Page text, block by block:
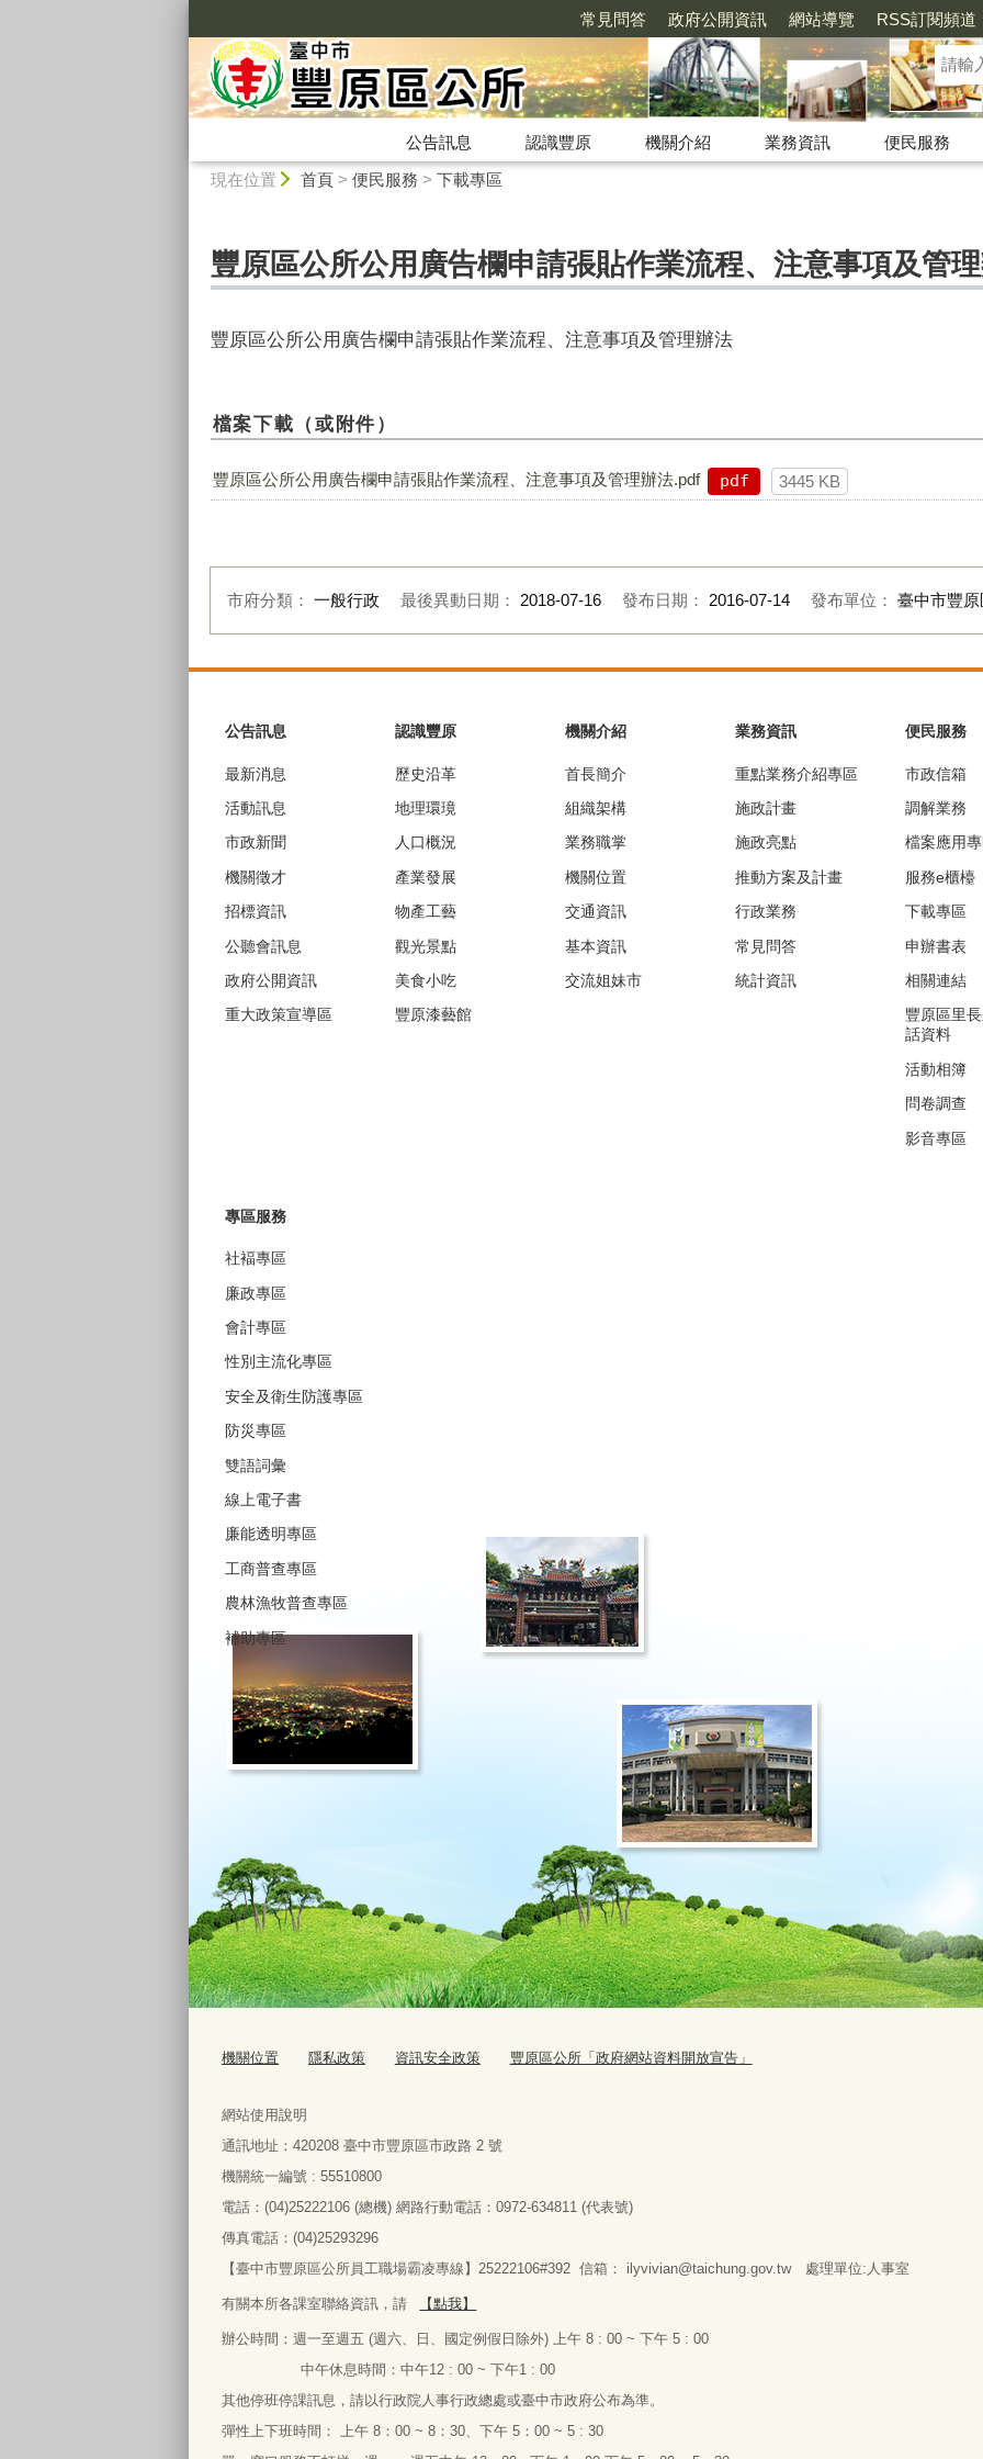
常見問答 政府公開資訊 網站導覽 RSS訂閱頻道
公告訊息 認識豐原 機關介紹 業務資訊
便民服務
現在位置 首頁> 便民服務 > 下載專區
豐原區公所公用廣告欄申請張貼作業流程、注意事項及管
豐原區公所公用廣告欄申請張貼作業流程、注意事項及管理辦法
檔案下載（或附件）
豐原區公所公用廣告欄申請張貼作業流程、注意事項及管理辦法.pdf pdf 3445 KB
市府分類： 一般行政 最後異動日期： 2018-07-16 發布日期： 2016-07-14 發布單位： 臺中市豐
公告訊息
最新消息
活動訊息
市政新聞
機關徵才
招標資訊
公聽會訊息
政府公開資訊
重大政策宣導區
認識豐原
歷史沿革
地理環璄
人口概況
產業發展
物產工藝
觀光景點
美食小吃
豐原漆藝館
機關介紹
首長簡介
組織架構
業務職掌
機關位置
交通資訊
基本資訊
交流姐妹市
業務資訊
重點業務介紹專區
施政計畫
施政亮點
推動方案及計畫
行政業務
常見問答
統計資訊
便民服務
市政信箱
調解業務
檔案應用
服務e櫃檯
下載專區
申辦書表
相關連結
豐原區里
話資料
活動相簿
問卷調查
影音專區
專區服務
社褔專區
廉政專區
會計專區
性別主流化專區
安全及衛生防護專區
防災專區
雙語詞彙
線上電子書
廉能透明專區
工商普查專區
農林漁牧普查專區
補助專區
機關位置 隱私政策 資訊安全政策 豐原區公所「政府網站資料開放宣告」
網站使用說明
通訊地址： 420208 臺中市豐原區市政路 2 號
機關統一編號 : 55510800
電話： (04)25222106 (總機) 網路行動電話： 0972-634811 (代表號)
傳真電話： (04)25293296
【臺中市豐原區公所員工職場霸凌專線】25222106#392 信箱： ilyvivian@taichung.gov.tw處理單位:人事室
有關本所各課室聯絡資訊，請 【點我】
辦公時間： 週一至週五 (週六、日、國定例假日除外) 上午 8 : 00 ~ 下午 5 : 00
中午休息時間：中午12 : 00 ~ 下午1 : 00
其他停班停課訊息，請以行政院人事行政總處或臺中市政府公布為準。
彈性上下班時間： 上午 8 ： 00 ~ 8 ： 30 、下午 5 ： 00 ~ 5 : 30